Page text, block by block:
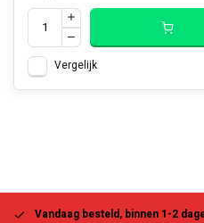
Vergelijk
Vandaag besteld, binnen 1-2